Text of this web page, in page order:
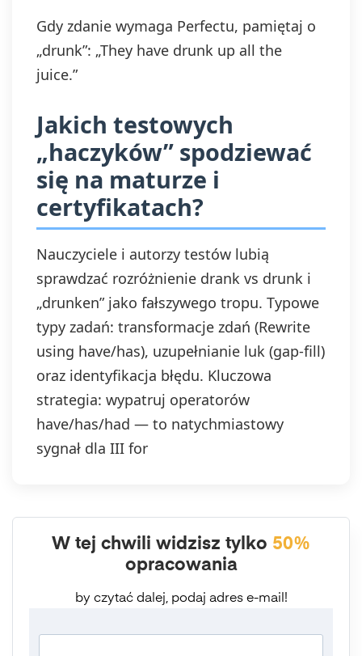
Gdy zdanie wymaga Perfectu, pamiętaj o
„drunk”: „They have drunk up all the
juice.”
Jakich testowych
„haczyków” spodziewać
się na maturze i
certyfikatach?
Nauczyciele i autorzy testów lubią
sprawdzać rozróżnienie drank vs drunk i
„drunken” jako fałszywego tropu. Typowe
typy zadań: transformacje zdań (Rewrite
using have/has), uzupełnianie luk (gap-fill)
oraz identyfikacja błędu. Kluczowa
strategia: wypatruj operatorów
have/has/had — to natychmiastowy
sygnał dla III for
W tej chwili widzisz tylko 50%
opracowania
by czytać dalej, podaj adres e-mail!